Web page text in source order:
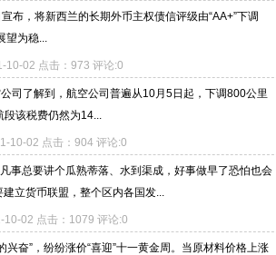
布，将新西兰的长期外币主权债信评级由“AA+”下调
望为稳...
10-02 点击：973 评论:0
司了解到，航空公司普遍从10月5日起，下调800公里
段该税费仍然为14...
10-02 点击：904 评论:0
事总要讲个瓜熟蒂落、水到渠成，好事做早了恐怕也会
立货币联盟，整个区内各国发...
10-02 点击：1079 评论:0
奋”，纷纷涨价“喜迎”十一黄金周。当原材料价格上涨